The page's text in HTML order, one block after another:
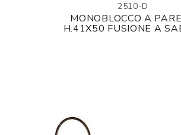
2510-D
MONOBLOCCO A
H.41X50 FUSIONE A